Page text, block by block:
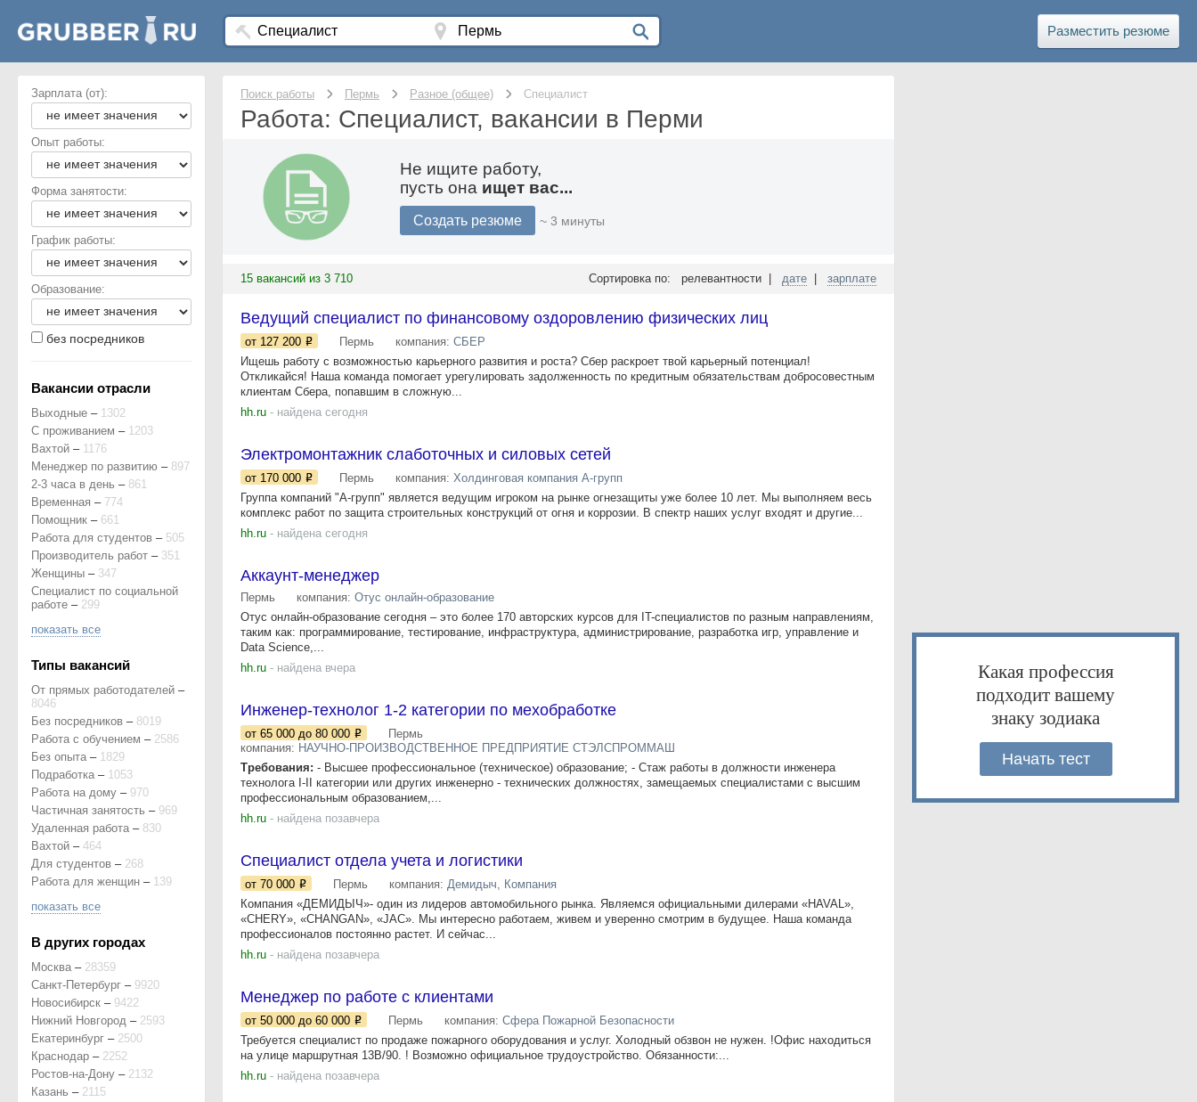
Разместить резюме
Поиск работы Пермь Разное (общее) Специалист
Работа: Специалист, вакансии в Перми
Не ищите работу,
пусть она ищет вас...
Создать резюме ~ 3 минуты
15 вакансий из 3 710 Сортировка по: релевантности | дате зарплате
Ведущий специалист по финансовому оздоровлению физических лиц
от 127 200 Пермь компания: СБЕР
Ищешь работу с возможностью карьерного развития и роста? Сбер раскроет твой карьерный потенциал!
Откликайся! Наша команда помогает урегулировать задолженность по кредитным обязательствам добросовестным
клиентам Сбера, попавшим в сложную...
hh.ru - найдена сегодня
Электромонтажник слаботочных и силовых сетей
от 170 000 Пермь компания: Холдинговая компания А-групп
Группа компаний "А-групп" является ведущим игроком на рынке огнезащиты уже более 10 лет. Мы выполняем весь
комплекс работ по защита строительных конструкций от огня и коррозии. В спектр наших услуг входят и другие...
hh.ru - найдена сегодня
Аккаунт-менеджер
Пермь компания: Отус онлайн-образование
Отус онлайн-образование сегодня – это более 170 авторских курсов для IT-специалистов по разным направлениям,
таким как: программирование, тестирование, инфраструктура, администрирование, разработка игр, управление и
Data Science,...
hh.ru - найдена вчера
Инженер-технолог 1-2 категории по мехобработке
от 65 000 до 80 000
Пермь
компания: НАУЧНО-ПРОИЗВОДСТВЕННОЕ ПРЕДПРИЯТИЕ СТЭЛСПРОММАШ
Требования: - Высшее профессиональное (техническое) образование; - Стаж работы в должности инженера
технолога I-II категории или других инженерно - технических должностях, замещаемых специалистами с высшим
профессиональным образованием,...
hh.ru - найдена позавчера
Специалист отдела учета и логистики
от 70 000 Пермь компания: Демидыч, Компания
Компания «ДЕМИДЫЧ»- один из лидеров автомобильного рынка. Являемся официальными дилерами «HAVAL»,
«CHERY», «CHANGAN», «JAC». Мы интересно работаем, живем и уверенно смотрим в будущее. Наша команда
профессионалов постоянно растет. И сейчас...
hh.ru - найдена позавчера
Менеджер по работе с клиентами
от 50 000 до 60 000 Пермь компания: Сфера Пожарной Безопасности
Требуется специалист по продаже пожарного оборудования и услуг. Холодный обзвон не нужен. !Офис находиться
на улице маршрутная 13В/90. ! Возможно официальное трудоустройство. Обязанности:...
hh.ru - найдена позавчера
Зарплата (от):
Опыт работы:
Форма занятости:
График работы:
Образование:
без посредников
Вакансии отрасли
Выходные – 1302
С проживанием – 1203
Вахтой – 1176
Менеджер по развитию – 897
2-3 часа в день – 861
Временная – 774
Помощник – 661
Работа для студентов – 505
Производитель работ – 351
Женщины – 347
Специалист по социальной
работе – 299
показать все
Типы вакансий
От прямых работодателей –
8046
Без посредников – 8019
Работа с обучением – 2586
Без опыта – 1829
Подработка – 1053
Работа на дому – 970
Частичная занятость – 969
Удаленная работа – 830
Вахтой – 464
Для студентов – 268
Работа для женщин – 139
показать все
В других городах
Москва – 28359
Санкт-Петербург – 9920
Новосибирск – 9422
Нижний Новгород – 2593
Екатеринбург – 2500
Краснодар – 2252
Ростов-на-Дону – 2132
Казань – 2115
Какая профессия
подходит вашему
знаку зодиака
Начать тест